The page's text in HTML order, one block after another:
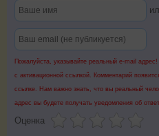
Пожалуйста, указывайте реальный e-mail
с активационной ссылкой. Комментарий
ссылке. Нам важно знать, что вы реальный
адрес вы будете получать уведомления об
Оценка